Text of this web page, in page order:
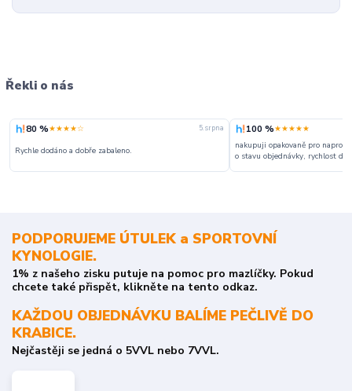
Řekli o nás
80 %★★★★☆ 5. srpna
Rychle dodáno a dobře zabaleno.
100 %★★★★★
nakupuji opakovaně pro
o stavu objednávky, rychlost
PODPORUJEME ÚTULEK a SPORTOVNÍ
KYNOLOGIE.
1% z našeho zisku putuje na pomoc pro mazlíčky. Pokud
chcete také přispět, klikněte na tento odkaz.
KAŽDOU OBJEDNÁVKU BALÍME PEČLIVĚ DO
KRABICE.
Nejčastěji se jedná o 5VVL nebo 7VVL.